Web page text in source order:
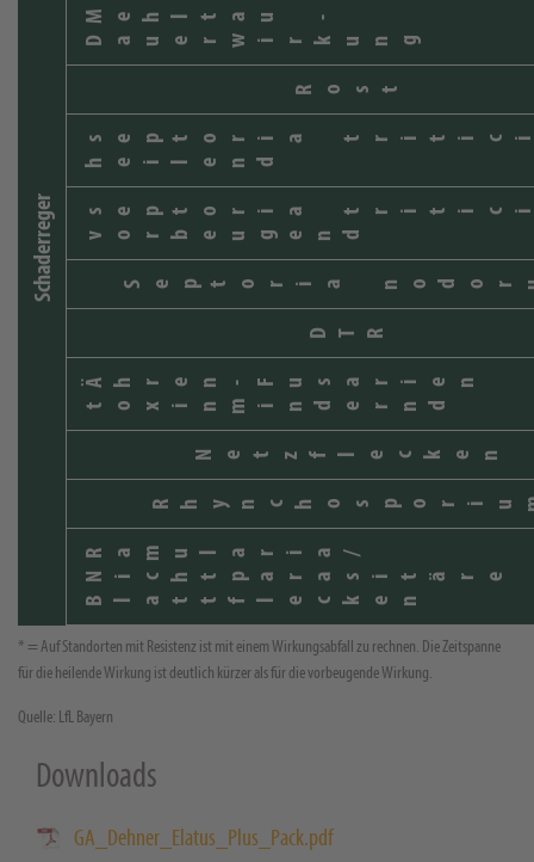
Schaderreger
Ramularia/
Nichtparasitäre
Blattflecken
Netzflecken
Ähren-Fusarien
toxinmindernd
DTR
Septoria
septoria
vorbeugend
septoria
heilend
Rost
Mehltau -
Dauerwirkung
* = Auf Standorten mit Resistenz ist mit einem Wirkungsabfall zu rechnen. Die Zeitspanne
für die heilende Wirkung ist deutlich kürzer als für die vorbeugende Wirkung.
Quelle: LfL Bayern
Downloads
GA_Dehner_Elatus_Plus_Pack.pdf